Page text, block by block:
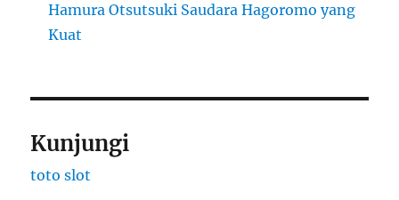
Hamura Otsutsuki Saudara Hagoromo yang
Kuat
Kunjungi
toto slot